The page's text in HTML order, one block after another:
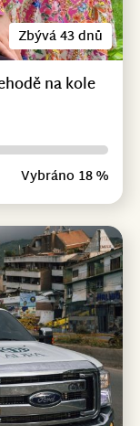
Zbývá 43 dnů
na kole
Vybráno 18 %